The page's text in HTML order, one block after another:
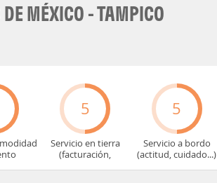
MÉXICO - TAMPICO
5
Servicio en tierra
(facturación,
5
Servicio a bordo
(actitud, cuidado...)